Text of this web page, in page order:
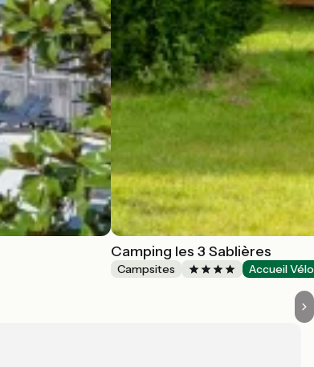
Camping les 3 Sablières
Campsites Accueil Vélo